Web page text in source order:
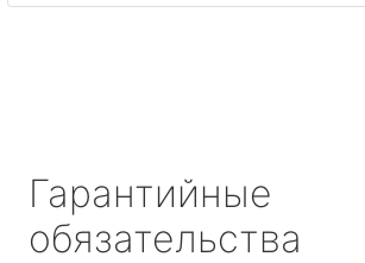
Гарантийные
обязательства